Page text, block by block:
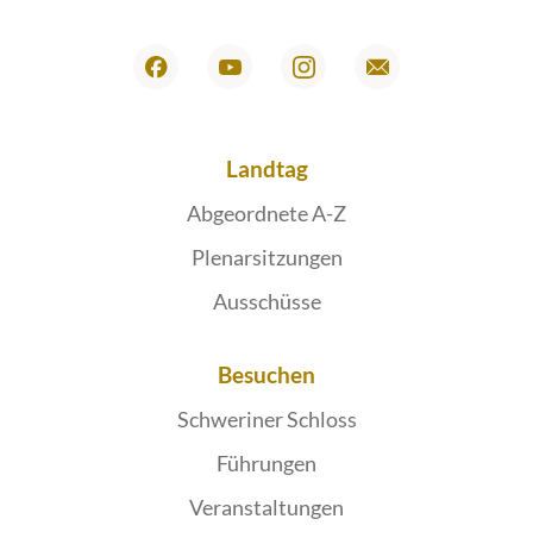
Landtag
Abgeordnete A-Z
Plenarsitzungen
Ausschüsse
Besuchen
Schweriner Schloss
Führungen
Veranstaltungen